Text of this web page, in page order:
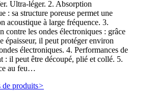
Ultra-léger. 2. Absorption
: sa structure poreuse permet une
acoustique à large fréquence. 3.
contre les ondes électroniques : grâce
épaisseur, il peut protéger environ
électroniques. 4. Performances de
: il peut être découpé, plié et collé. 5.
au feu…
de produits>